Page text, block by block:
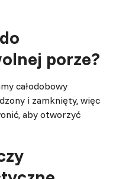
porze?
całodobowy
i zamknięty, więc
aby otworzyć